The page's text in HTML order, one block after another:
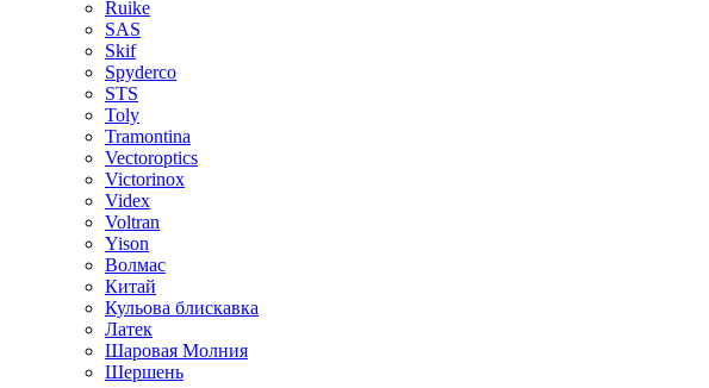
Ruike
SAS
Skif
Spyderco
STS
Toly
Tramontina
Vectoroptics
Victorinox
Videx
Voltran
Yison
Волмас
Китай
Кульова блискавка
Латек
Шаровая Молния
Шершень